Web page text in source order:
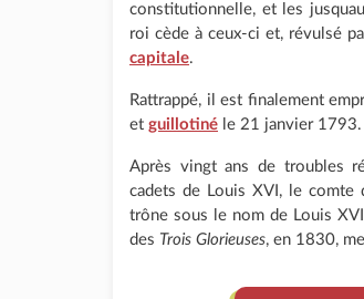
constitutionnelle, et les
roi cède à ceux-ci et, révulsé
capitale.
Rattrappé, il est finalement
et guillotiné le 21 janvier
Après vingt ans de troubles
cadets de Louis XVI, le
trône sous le nom de Louis
des Trois Glorieuses, en 1830,